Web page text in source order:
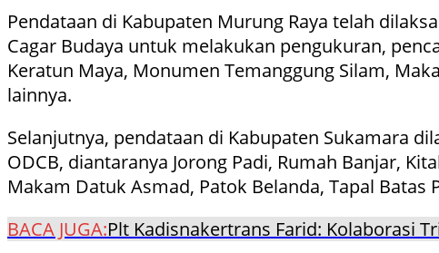
Pendataan di Kabupaten Murung Raya telah
Cagar Budaya untuk melakukan pengukuran,
Keratun Maya, Monumen Temanggung Silam,
lainnya.
Selanjutnya, pendataan di Kabupaten Sukamara
ODCB, diantaranya Jorong Padi, Rumah Banjar,
Makam Datuk Asmad, Patok Belanda, Tapal Batas
BACA JUGA:Plt Kadisnakertrans Farid: Kolaborasi